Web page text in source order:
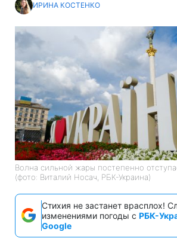
ИРИНА КОСТЕНКО
Волна сильной жары постепенно
(фото: Виталий Носач, РБК-Украина)
Стихия не застанет врасплох!
изменениями погоды с РБК-
Google